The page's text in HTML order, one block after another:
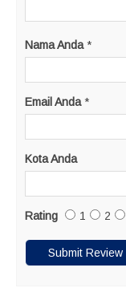
Nama Anda *
Email Anda *
Kota Anda
Rating 1 2